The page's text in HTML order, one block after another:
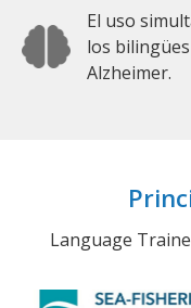
El uso
los
Alzheimer.
Language